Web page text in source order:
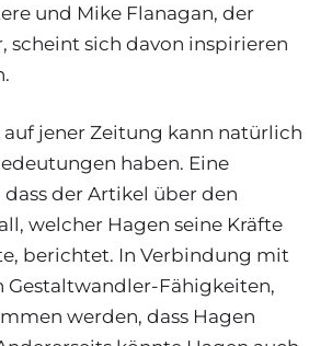
und Mike Flanagan, der
scheint sich davon inspirieren
jener Zeitung kann natürlich
haben. Eine
der Artikel über den
welcher Hagen seine Kräfte
berichtet. In Verbindung mit
Gestaltwandler-Fähigkeiten,
werden, dass Hagen